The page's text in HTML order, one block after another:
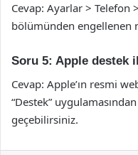
Cevap: Ayarlar > Telefon
bölümünden engellenen
Soru 5: Apple destek
Cevap: Apple’ın resmi
“Destek”
geçebilirsiniz.